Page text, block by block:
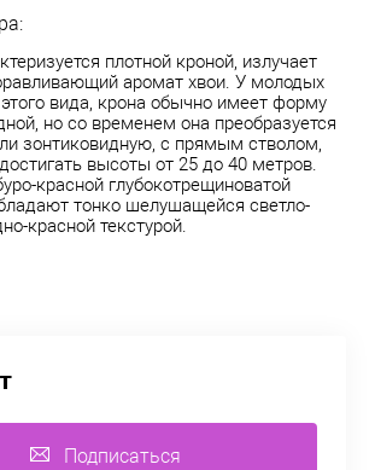
плотной кроной, излучает
аромат хвои. У молодых
вида, крона обычно имеет форму
но со временем она преобразуется
зонтиковидную, с прямым стволом,
высоты от 25 до 40 метров.
красной глубокотрещиноватой
тонко шелушащейся светло-
красной текстурой.
Подписаться